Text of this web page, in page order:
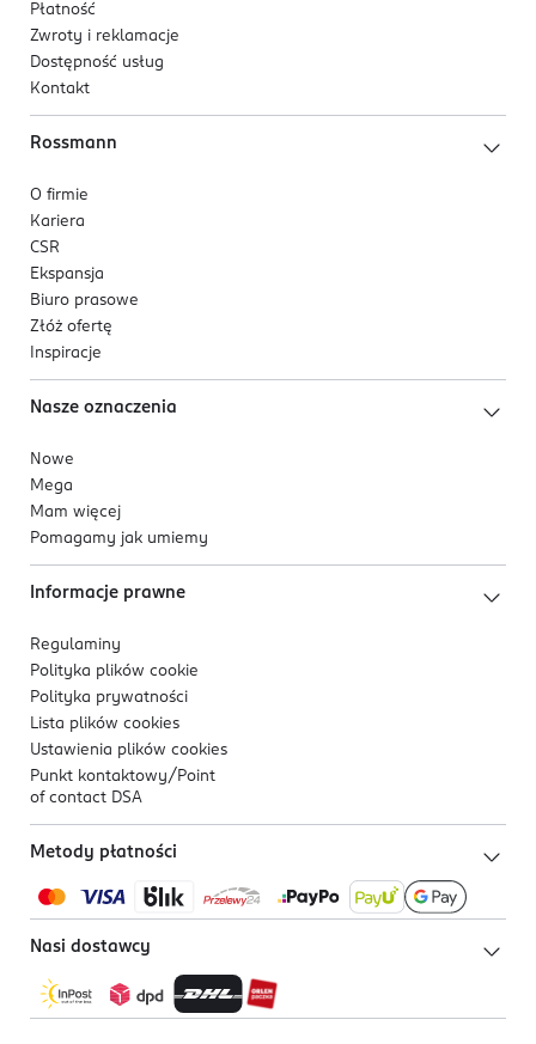
Płatność
Zwroty i reklamacje
Dostępność usług
Kontakt
Rossmann
O firmie
Kariera
CSR
Ekspansja
Biuro prasowe
Złóż ofertę
Inspiracje
Nasze oznaczenia
Nowe
Mega
Mam więcej
Pomagamy jak umiemy
Informacje prawne
Regulaminy
Polityka plików cookie
Polityka prywatności
Lista plików cookies
Ustawienia plików cookies
Punkt kontaktowy/ Point
of contact DSA
Metody płatności
Nasi dostawcy